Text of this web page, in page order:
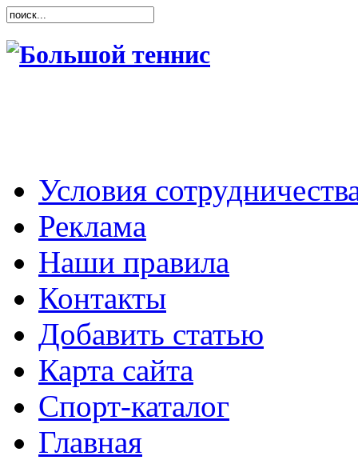
Условия
Реклама
Наши правила
Контакты
Добавить статью
Карта сайта
Спорт-каталог
Главная